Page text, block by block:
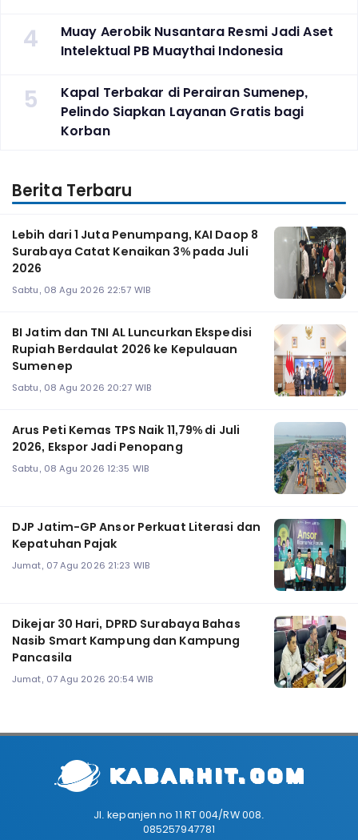
4
Muay Aerobik Nusantara Resmi Jadi Aset
Intelektual PB Muaythai Indonesia
5
Kapal Terbakar di Perairan Sumenep,
Pelindo Siapkan Layanan Gratis bagi
Korban
Berita Terbaru
Lebih dari 1 Juta Penumpang, KAI Daop 8
Surabaya Catat Kenaikan 3% pada Juli
2026
Sabtu, 08 Agu 2026 22:57 WIB
BI Jatim dan TNI AL Luncurkan Ekspedisi
Rupiah Berdaulat 2026 ke Kepulauan
Sumenep
Sabtu, 08 Agu 2026 20:27 WIB
Arus Peti Kemas TPS Naik 11,79% di Juli
2026, Ekspor Jadi Penopang
Sabtu, 08 Agu 2026 12:35 WIB
DJP Jatim-GP Ansor Perkuat Literasi dan
Kepatuhan Pajak
Jumat, 07 Agu 2026 21:23 WIB
Dikejar 30 Hari, DPRD Surabaya Bahas
Nasib Smart Kampung dan Kampung
Pancasila
Jumat, 07 Agu 2026 20:54 WIB
Jl. kepanjen no 11 RT 004/RW 008.
085257947781